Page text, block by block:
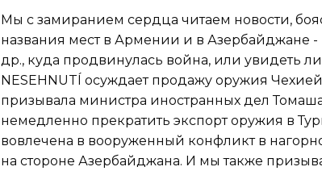
Мы с замиранием сердца читаем новости,
названия мест в Армении и в Азербайджане
др., куда продвинулась война, или увидеть
NESEHNUTÍ осуждает продажу оружия
призывала министра иностранных дел
немедленно прекратить экспорт оружия в
вовлечена в вооруженный конфликт в
на стороне Азербайджана. И мы также